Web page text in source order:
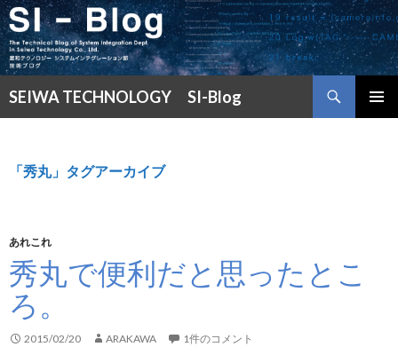
SEIWA TECHNOLOGY SI-Blog
索
ン
キ
ッ
プ
「秀丸」タグアーカイブ
あれこれ
秀丸で便利だと思ったとこ
ろ。
2015/02/20 ARAKAWA 1件のコメント